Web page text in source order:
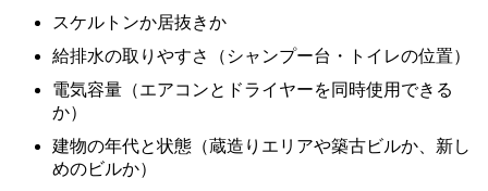
スケルトンか居抜きか
給排水の取りやすさ（シャンプー台・トイレの位置）
電気容量（エアコンとドライヤーを同時使用できる
か）
建物の年代と状態（蔵造りエリアや築古ビルか、新し
めのビルか）